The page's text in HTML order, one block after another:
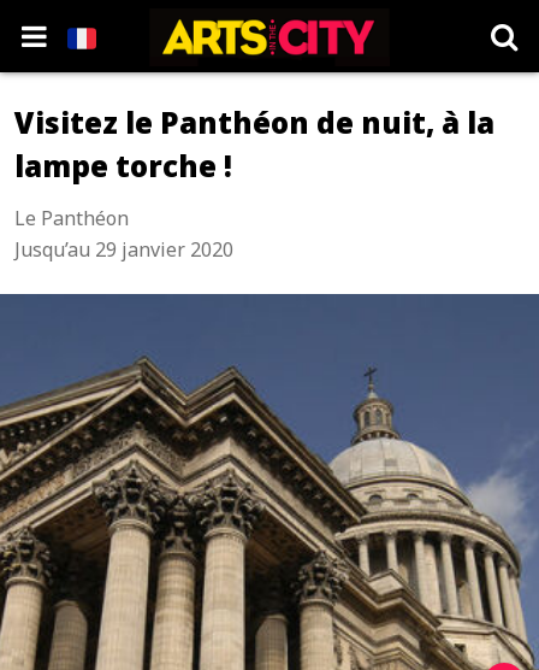
Visitez le Panthéon de nuit, à la
lampe torche !
Le Panthéon
Jusqu’au 29 janvier 2020